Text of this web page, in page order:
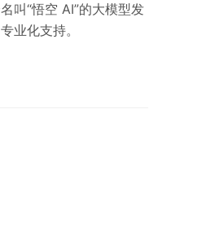
叫“悟空 AI”的大模型发
业化支持。